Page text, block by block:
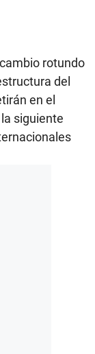
rotundo
del
en el
siguiente